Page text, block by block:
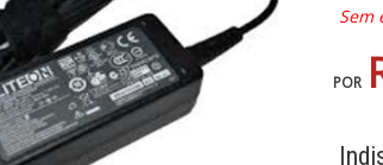
Maletas e Mochilas
e Acessorios Rede Wireless e adaptadores e
Games e Acessorios
Sem
POR